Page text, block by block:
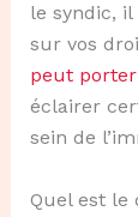
le syndic,
sur vos
peut
éclairer
sein de
Quel est le